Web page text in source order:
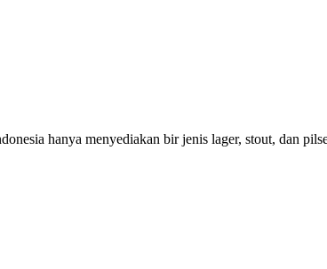
hanya menyediakan bir jenis lager, stout, dan